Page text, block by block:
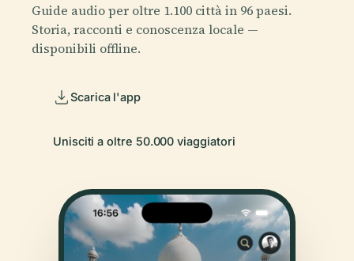
Guide audio per oltre 1.100 città in 96 paesi.
Storia, racconti e conoscenza locale —
disponibili offline.
Scarica l'app
Unisciti a oltre 50.000 viaggiatori